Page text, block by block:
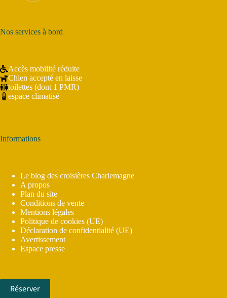
Nos services à bord
Accès mobilité réduite
Chien accepté en laisse
toilettes (dont 1 PMR)
espace climatisé
Informations
Le blog des croisières Charlemagne
A propos
Plan du site
Conditions de vente
Mentions légales
Politique de cookies (UE)
Déclaration de confidentialité (UE)
Avertissement
Espace presse
Réserver